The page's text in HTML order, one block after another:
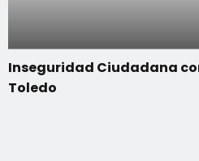
Inseguridad Ciudadana
Toledo